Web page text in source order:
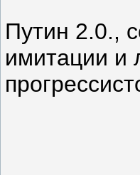
Путин 2.0.,
имитации и